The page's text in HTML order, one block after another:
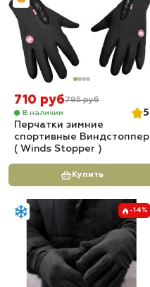
710 руб795 руб
В наличии
5
Перчатки зимние
спортивные Виндстоппер
( Winds Stopper )
Купить
-14%